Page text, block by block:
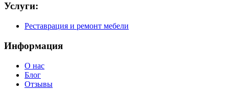
Услуги:
Реставрация и ремонт мебели
Информация
О нас
Блог
Отзывы